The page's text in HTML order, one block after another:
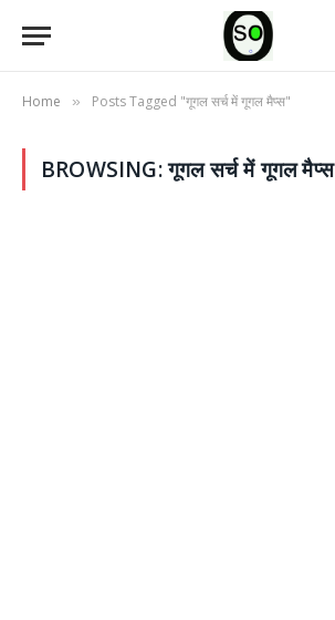
Home » Posts Tagged "गूगल सर्च में गूगल मैप्स"
BROWSING:गूगल सर्च में गूगल मैप्स